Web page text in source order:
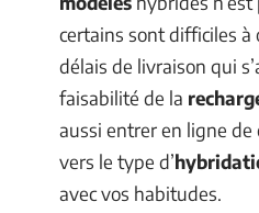
certains sont difficiles à
délais de livraison qui
faisabilité de la
aussi entrer en ligne
vers le type d’
avec vos habitudes.